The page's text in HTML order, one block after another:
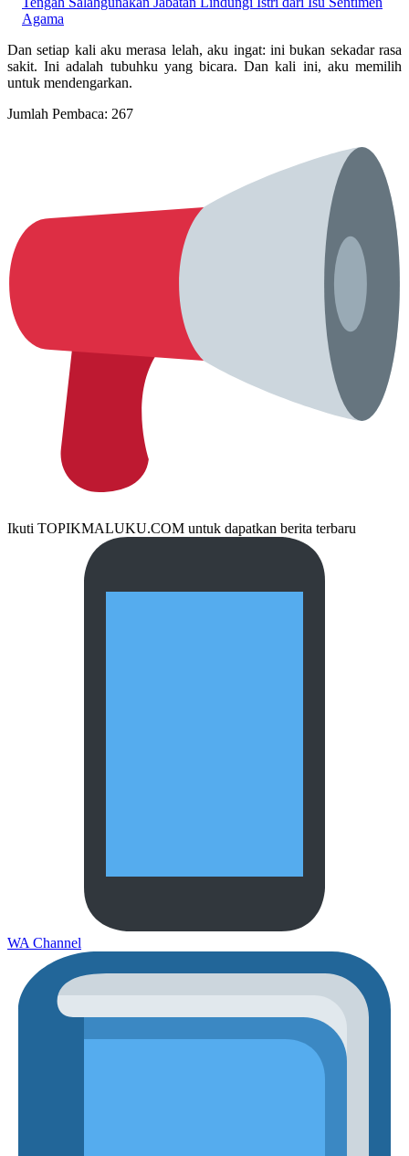
Agama
Dan setiap kali aku merasa lelah, aku ingat: ini bukan sekadar rasa
sakit. Ini adalah tubuhku yang bicara. Dan kali ini, aku memilih
untuk mendengarkan.
Jumlah Pembaca: 267
Ikuti TOPIKMALUKU.COM untuk dapatkan berita terbaru
WA Channel